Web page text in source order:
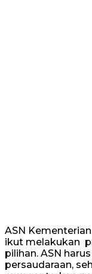
ASN
ikut melakukan
pilihan. ASN
persaudaraan,